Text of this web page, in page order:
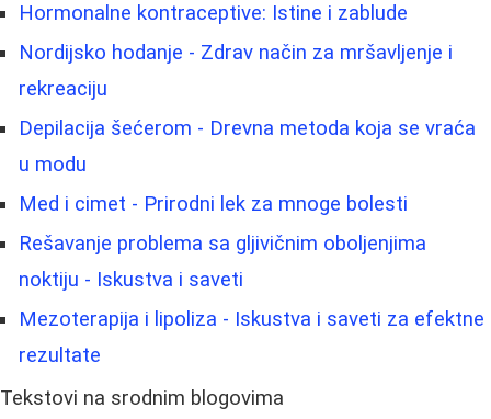
Hormonalne kontraceptive: Istine i zablude
Nordijsko hodanje - Zdrav način za mršavljenje i
rekreaciju
Depilacija šećerom - Drevna metoda koja se vraća
u modu
Med i cimet - Prirodni lek za mnoge bolesti
Rešavanje problema sa gljivičnim oboljenjima
noktiju - Iskustva i saveti
Mezoterapija i lipoliza - Iskustva i saveti za efektne
rezultate
Tekstovi na srodnim blogovima